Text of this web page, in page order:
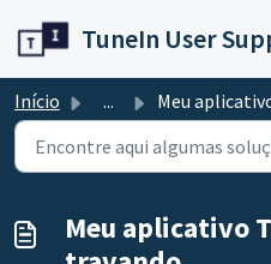
TuneIn User
Início ... Meu aplicativo TuneIn
Meu aplicativo